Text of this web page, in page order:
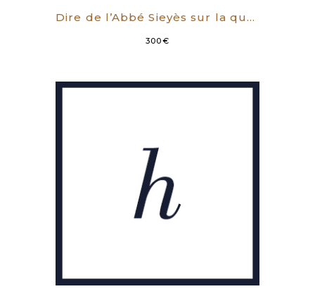
Dire de l’Abbé Sieyès sur la question du veto royal. A la séance du 7 Septembre 1789.
300€